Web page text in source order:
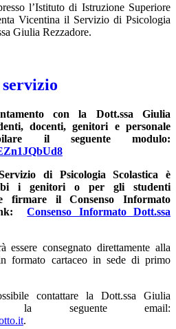
l’Istituto di Istruzione Superiore
Vicentina il Servizio di Psicologia
Giulia Rezzadore.
servizio
con la Dott.ssa Giulia
docenti, genitori e personale
il seguente modulo:
di Psicologia Scolastica è
i genitori o per gli studenti
firmare il Consenso Informato
link:Consenso Informato Dott.ssa
consegnato direttamente alla
formato cartaceo in sede di primo
contattare la Dott.ssa Giulia
la seguente email:
.